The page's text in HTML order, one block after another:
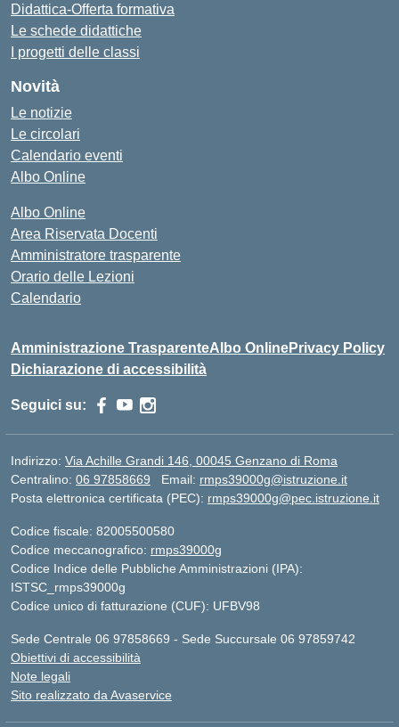
Didattica-Offerta formativa
Le schede didattiche
I progetti delle classi
Novità
Le notizie
Le circolari
Calendario eventi
Albo Online
Albo Online
Area Riservata Docenti
Amministratore trasparente
Orario delle Lezioni
Calendario
Amministrazione TrasparenteAlbo OnlinePrivacy Policy
Dichiarazione di accessibilità
Seguici su:
Indirizzo: Via Achille Grandi 146, 00045 Genzano di Roma
Centralino: 06 97858669 Email: rmps39000g@istruzione.it
Posta elettronica certificata (PEC): rmps39000g@pec.istruzione.it
Codice fiscale: 82005500580
Codice meccanografico: rmps39000g
Codice Indice delle Pubbliche Amministrazioni (IPA):
ISTSC_rmps39000g
Codice unico di fatturazione (CUF): UFBV98
Sede Centrale 06 97858669 - Sede Succursale 06 97859742
Obiettivi di accessibilità
Note legali
Sito realizzato da Avaservice